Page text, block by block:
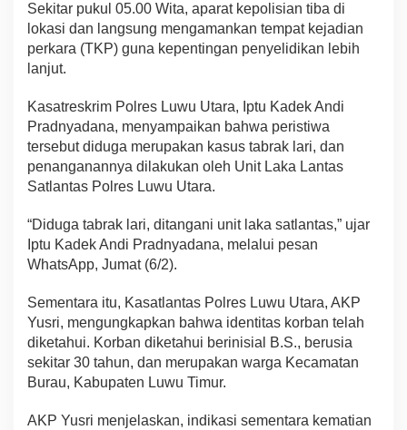
Sekitar pukul 05.00 Wita, aparat kepolisian tiba di
lokasi dan langsung mengamankan tempat kejadian
perkara (TKP) guna kepentingan penyelidikan lebih
lanjut.
Kasatreskrim Polres Luwu Utara, Iptu Kadek Andi
Pradnyadana, menyampaikan bahwa peristiwa
tersebut diduga merupakan kasus tabrak lari, dan
penanganannya dilakukan oleh Unit Laka Lantas
Satlantas Polres Luwu Utara.
“Diduga tabrak lari, ditangani unit laka satlantas,” ujar
Iptu Kadek Andi Pradnyadana, melalui pesan
WhatsApp, Jumat (6/2).
Sementara itu, Kasatlantas Polres Luwu Utara, AKP
Yusri, mengungkapkan bahwa identitas korban telah
diketahui. Korban diketahui berinisial B.S., berusia
sekitar 30 tahun, dan merupakan warga Kecamatan
Burau, Kabupaten Luwu Timur.
AKP Yusri menjelaskan, indikasi sementara kematian